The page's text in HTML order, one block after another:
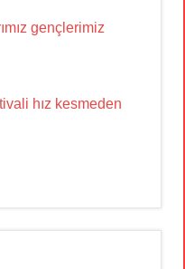
gençlerimiz
hız kesmeden